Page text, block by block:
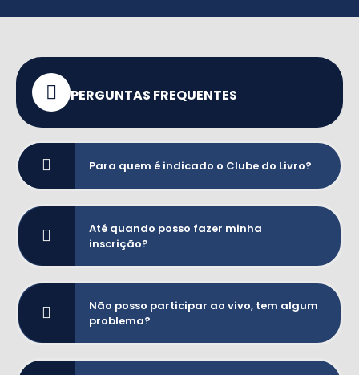
PERGUNTAS FREQUENTES
Para quem é indicado o Clube do Livro?
Até quando posso fazer minha
inscrição?
Não posso participar ao vivo, tem algum
problema?